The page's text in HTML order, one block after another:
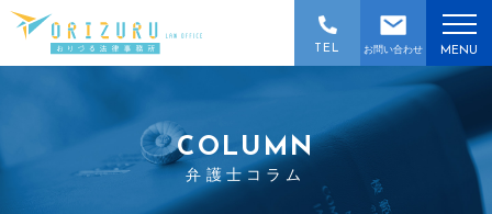
お問い合わせ
TEL MENU
COLUMN
弁護士コラム